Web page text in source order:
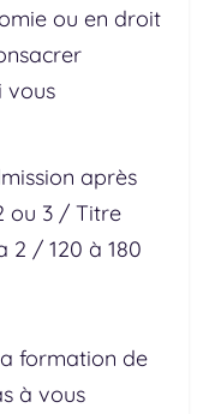
ou en droit
vous
après
ou 3 / Titre
2 / 120 à 180
formation de
à vous